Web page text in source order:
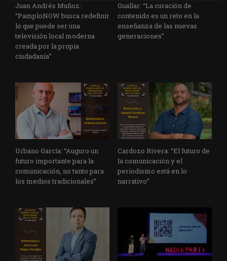
Juan Andrés Muñoz:
“PamploNOW busca redefinir
lo que puede ser una
televisión local moderna
creada por la propia
ciudadanía”
Guallar: “La curación de
contenido es un reto en la
enseñanza de las nuevas
generaciones”
Urbano García: “Auguro un
futuro importante para la
comunicación, no tanto para
los medios tradicionales”
Cardozo Rivera: “El futuro de
la comunicación y el
periodismo está en lo
narrativo”